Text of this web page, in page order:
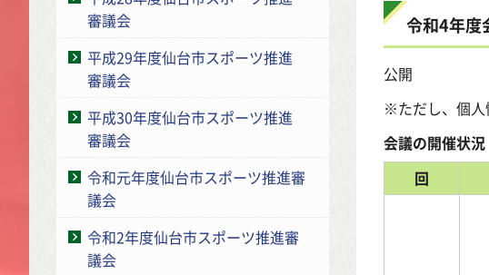
審議会
平成29年度仙台市スポーツ推進
審議会
平成30年度仙台市スポーツ推進
審議会
令和元年度仙台市スポーツ推進審
議会
令和2年度仙台市スポーツ推進審
議会
令和4年度
公開
※ただし、個人
会議の開催状況
回